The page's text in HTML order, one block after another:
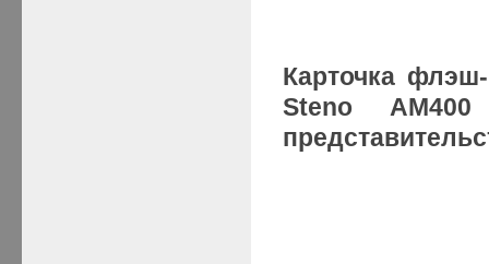
Карточка
Steno АМ400